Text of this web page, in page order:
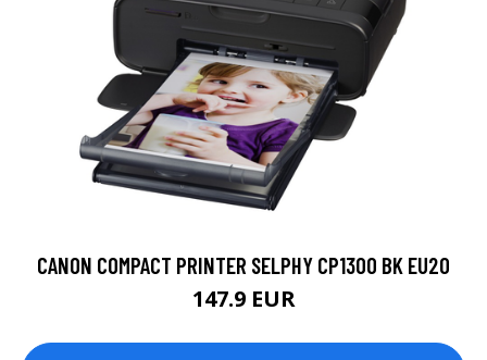
CANON COMPACT PRINTER SELPHY CP1300 BK EU20
147.9 EUR